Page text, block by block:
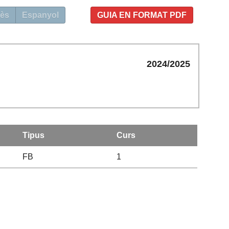
GUIA EN FORMAT PDF
Espanyol
2024/2025
Tipus Curs
FB 1